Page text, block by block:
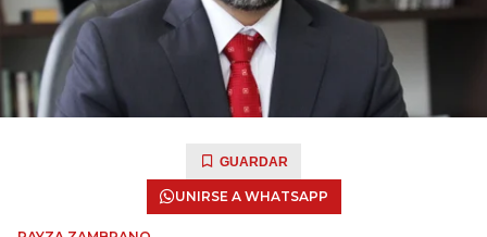
GUARDAR
UNIRSE A WHATSAPP